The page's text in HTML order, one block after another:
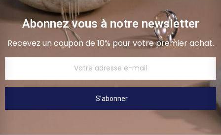
Abonnez vous à notre newsletter
Recevez un coupon de 10% pour votre premier achat.
S’abonner